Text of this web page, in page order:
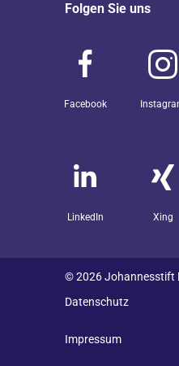
Folgen Sie uns
Facebook
LinkedIn Xing
© 2026 Johannesstift
Datenschutz
Impressum